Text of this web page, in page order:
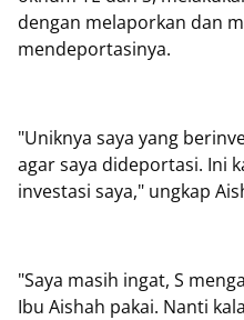
dengan melaporkan dan
mendeportasinya.
"Uniknya saya yang
agar saya dideportasi. Ini
investasi saya," ungkap
"Saya masih ingat, S
Ibu Aishah pakai. Nanti